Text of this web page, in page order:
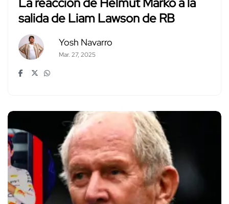
La reacción de Helmut Marko a la
salida de Liam Lawson de RB
Yosh Navarro
Mar. 27, 2025